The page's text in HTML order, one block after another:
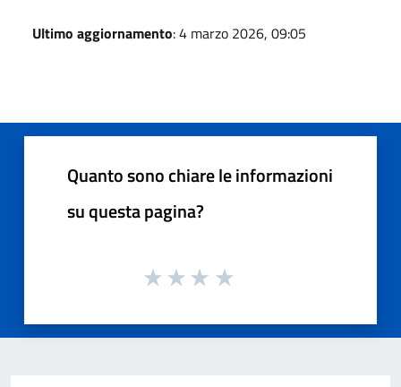
Ultimo aggiornamento: 4 marzo 2026, 09:05
Quanto sono chiare le informazioni
su questa pagina?